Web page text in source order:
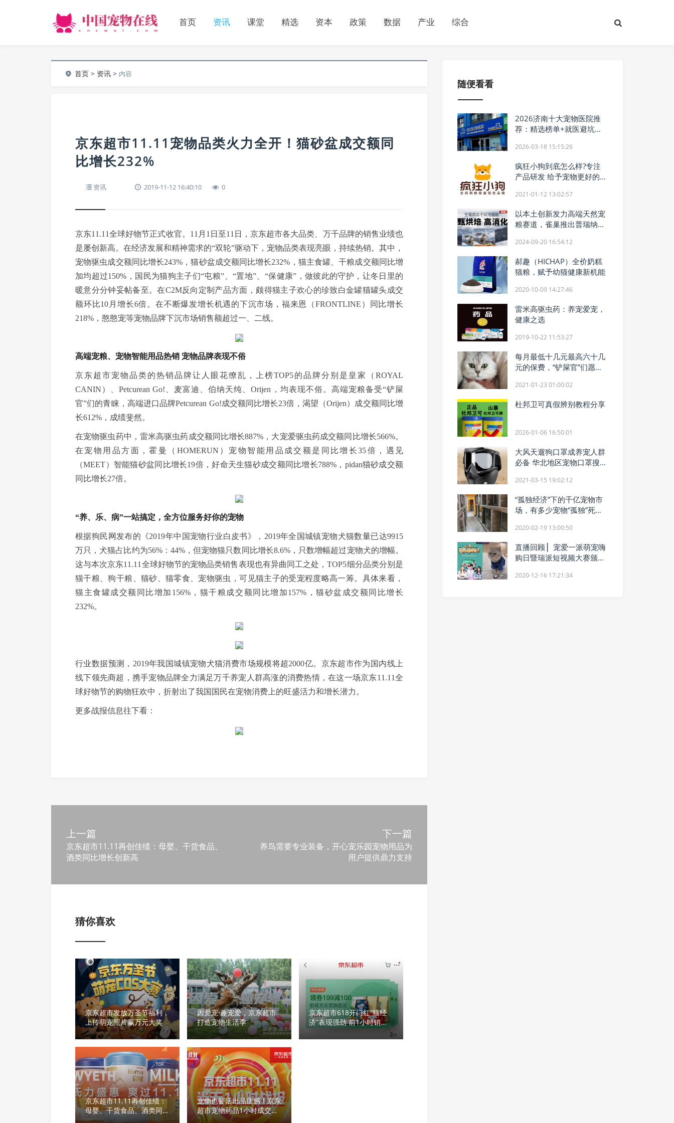
首页 资讯 课堂 精选 资本 政策 数据 产业 综合
首页 > 资讯 > 内容
京东超市11.11宠物品类火力全开！猫砂盆成交额同
比增长232%
资讯 2019-11-12 16:40:10 0
京东11.11全球好物节正式收官。11月1日至11日，京东超市各大品类、万千品牌的销售业绩也
是屡创新高。在经济发展和精神需求的“双轮”驱动下，宠物品类表现亮眼，持续热销。其中，
宠物驱虫成交额同比增长243%，猫砂盆成交额同比增长232%，猫主食罐、干粮成交额同比增
加均超过150%，国民为猫狗主子们“屯粮”、“置地”、“保健康”，做彼此的守护，让冬日里的
暖意分分钟妥帖备至。在C2M反向定制产品方面，颇得猫主子欢心的珍致白金罐猫罐头成交
额环比10月增长6倍。在不断爆发增长机遇的下沉市场，福来恩（FRONTLINE）同比增长
218%，憨憨宠等宠物品牌下沉市场销售额超过一、二线。
高端宠粮、宠物智能用品热销 宠物品牌表现不俗
京东超市宠物品类的热销品牌让人眼花缭乱，上榜TOP5的品牌分别是皇家（ROYAL
CANIN）、Petcurean Go!、麦富迪、伯纳天纯、Orijen，均表现不俗。高端宠粮备受“铲屎
官”们的青睐，高端进口品牌Petcurean Go!成交额同比增长23倍，渴望（Orijen）成交额同比增
长612%，成绩斐然。
在宠物驱虫药中，雷米高驱虫药成交额同比增长887%，大宠爱驱虫药成交额同比增长566%。
在宠物用品方面，霍曼（HOMERUN）宠物智能用品成交额是同比增长35倍，遇见
（MEET）智能猫砂盆同比增长19倍，好命天生猫砂成交额同比增长788%，pidan猫砂成交额
同比增长27倍。
“养、乐、病”一站搞定，全方位服务好你的宠物
根据狗民网发布的《2019年中国宠物行业白皮书》，2019年全国城镇宠物犬猫数量已达9915
万只，犬猫占比约为56%：44%，但宠物猫只数同比增长8.6%，只数增幅超过宠物犬的增幅。
这与本次京东11.11全球好物节的宠物品类销售表现也有异曲同工之处，TOP5细分品类分别是
猫干粮、狗干粮、猫砂、猫零食、宠物驱虫，可见猫主子的受宠程度略高一筹。具体来看，
猫主食罐成交额同比增加156%，猫干粮成交额同比增加157%，猫砂盆成交额同比增长
232%。
行业数据预测，2019年我国城镇宠物犬猫消费市场规模将超2000亿。京东超市作为国内线上
线下领先商超，携手宠物品牌全力满足万千养宠人群高涨的消费热情，在这一场京东11.11全
球好物节的购物狂欢中，折射出了我国国民在宠物消费上的旺盛活力和增长潜力。
更多战报信息往下看：
上一篇
京东超市11.11再创佳绩：母婴、干货食品、
酒类同比增长创新高
下一篇
养鸟需要专业装备，开心宠乐园宠物用品为
用户提供鼎力支持
猜你喜欢
京东超市发放万圣节福利，
上传萌宠照片赢万元大奖
因爱宠·趣宠爱，京东超市
打造宠物生活季
京东超市618开门红“猫经
济”表现强劲 前1小时销售
为去年6倍
京东超市11.11再创佳绩：
母婴、干货食品、酒类同比
增长创新高
宠物也要活出品质感！京东
超市宠物药品1小时成交额
同比增长21倍
随便看看
2026济南十大宠物医院推
荐：精选榜单+就医避坑指
2026-03-18 15:15:26
疯狂小狗到底怎么样?专注
产品研发 给予宠物更好的呵
2021-01-12 13:02:57
以本土创新发力高端天然宠
粮赛道，雀巢推出普瑞纳甄
2024-09-20 16:54:12
郝趣（HICHAP）全价奶糕
猫粮，赋予幼猫健康新机能
2020-10-09 14:27:46
雷米高驱虫药：养宠爱宠，
健康之选
2019-10-22 11:53:27
每月最低十几元最高六十几
元的保费，“铲屎官”们愿意
2021-01-23 01:00:02
杜邦卫可真假辨别教程分享
2026-01-06 16:50:01
大风天遛狗口罩成养宠人群
必备 华北地区宠物口罩搜索
2021-03-15 19:02:12
“孤独经济”下的千亿宠物市
场，有多少宠物“孤独”死
2020-02-19 13:00:50
直播回顾 ▏宠爱一派萌宠嗨
购日暨瑞派短视频大赛颁奖
2020-12-16 17:21:34